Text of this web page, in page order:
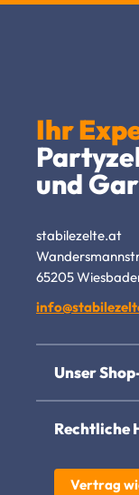
Ihr
und
stabilezelte.at
65205
Unser
Rechtliche
Vertrag